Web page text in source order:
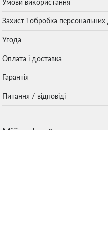
Умови використання
Захист і обробка
Угода
Оплата і доставка
Гарантія
Питання / відповіді
Мій туфелёк: